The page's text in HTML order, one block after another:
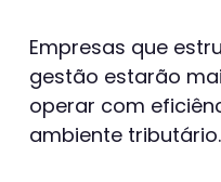
Empresas que
gestão estarão
operar com
ambiente tributário.